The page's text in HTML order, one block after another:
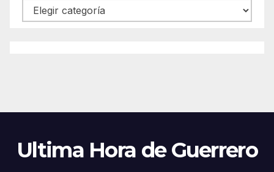
Categorías
Ultima Hora de Guerrero